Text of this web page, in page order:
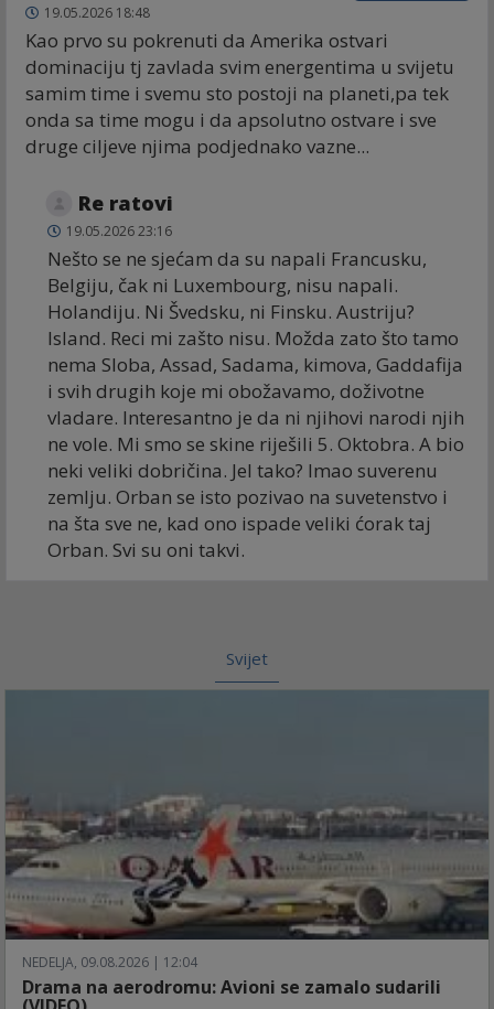
19.05.2026 18:48
Kao prvo su pokrenuti da Amerika ostvari
dominaciju tj zavlada svim energentima u svijetu
samim time i svemu sto postoji na planeti,pa tek
onda sa time mogu i da apsolutno ostvare i sve
druge ciljeve njima podjednako vazne...
Re ratovi
19.05.2026 23:16
Nešto se ne sjećam da su napali Francusku,
Belgiju, čak ni Luxembourg, nisu napali.
Holandiju. Ni Švedsku, ni Finsku. Austriju?
Island. Reci mi zašto nisu. Možda zato što tamo
nema Sloba, Assad, Sadama, kimova, Gaddafija
i svih drugih koje mi obožavamo, doživotne
vladare. Interesantno je da ni njihovi narodi njih
ne vole. Mi smo se skine riješili 5. Oktobra. A bio
neki veliki dobričina. Jel tako? Imao suverenu
zemlju. Orban se isto pozivao na suvetenstvo i
na šta sve ne, kad ono ispade veliki ćorak taj
Orban. Svi su oni takvi.
Svijet
NEDELJA, 09.08.2026 | 12:04
Drama na aerodromu: Avioni se zamalo sudarili